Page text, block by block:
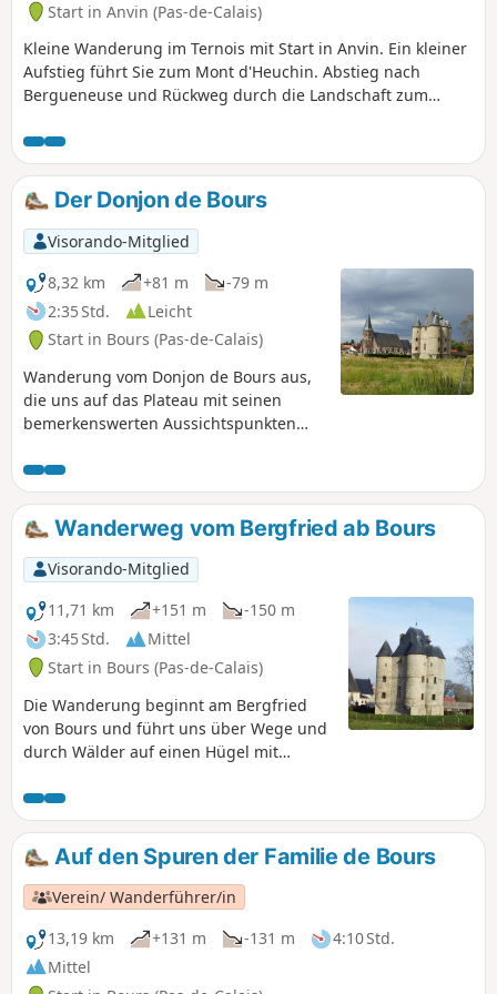
Start in Anvin (Pas-de-Calais)
Kleine Wanderung im Ternois mit Start in Anvin. Ein kleiner
Aufstieg führt Sie zum Mont d'Heuchin. Abstieg nach
Bergueneuse und Rückweg durch die Landschaft zum
gesamten Wanderung und einige schöne Fotos in Aussicht.
Der Donjon de Bours
Visorando-Mitglied
8,32 km
+81 m
-79 m
2:35 Std.
Leicht
Start in Bours (Pas-de-Calais)
Wanderung vom Donjon de Bours aus,
die uns auf das Plateau mit seinen
bemerkenswerten Aussichtspunkten
Dorf und machen zum Abschluss einen
kleinen Rundgang durch die Gassen
von Bours.
Wanderweg vom Bergfried ab Bours
Visorando-Mitglied
11,71 km
+151 m
-150 m
3:45 Std.
Mittel
Start in Bours (Pas-de-Calais)
Die Wanderung beginnt am Bergfried
von Bours und führt uns über Wege und
durch Wälder auf einen Hügel mit
Eguerguettes geht es wieder hinunter
zum Dorf. Achtung: Der Abstieg ist bei
nassem Wetter schwierig. Zum Abschluss
machen wir einen kleinen Rundgang
durch die Gassen von Bours.
Auf den Spuren der Familie de Bours
Verein/ Wanderführer/in
13,19 km
+131 m -131 m
4:10 Std.
Mittel